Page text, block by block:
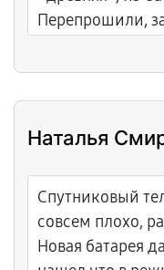
Перепрошили,
маршрутах.
Наталья
Спутниковый
совсем плохо,
Новая батарея